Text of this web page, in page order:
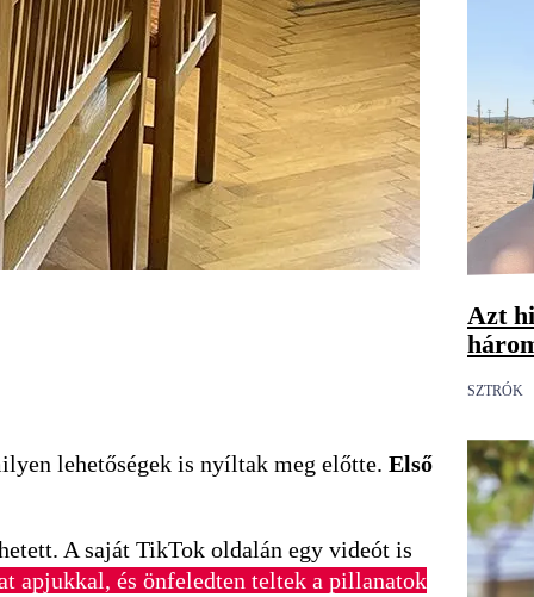
lehetőségek is nyíltak meg előtte. Első
A saját TikTok oldalán egy videót is
apjukkal, és önfeledten teltek a pillanatok
Azt
SZTRÓK